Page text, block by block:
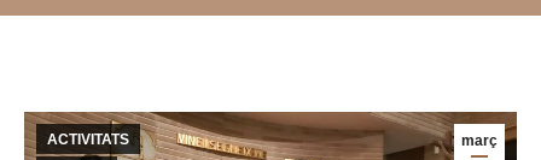
març
ACTIVITATS